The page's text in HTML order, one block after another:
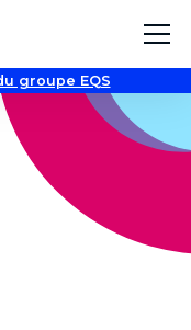
groupe EQS